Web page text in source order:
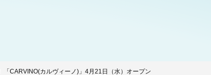
CARVINO(カルヴィーノ)」4月21日（水）オープン